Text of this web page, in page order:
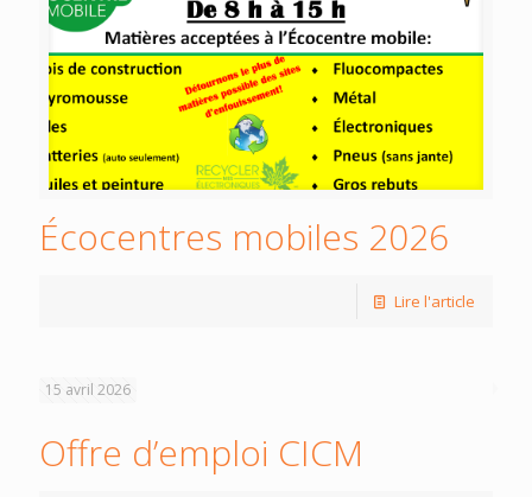
Écocentres mobiles 2026
Lire l'article
15 avril 2026
Offre d’emploi CICM